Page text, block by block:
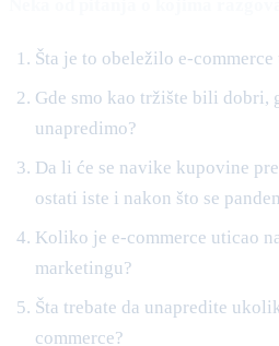
Šta je to obeležilo e-
Gde smo kao tržište bili dobri,
unapredimo?
Da li će se navike kupovine
ostati iste i nakon što se
Koliko je e-commerce uticao
marketingu?
Šta trebate da unapredite
commerce?